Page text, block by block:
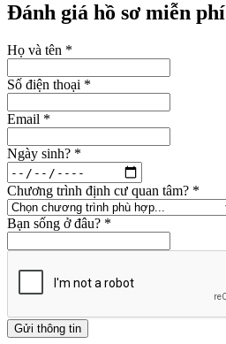
Đánh giá hồ sơ miễn phí
Họ và tên *
Số điện thoại *
Email *
Ngày sinh? *
Chương trình định cư quan tâm? *
Bạn sống ở đâu? *
Gửi thông tin